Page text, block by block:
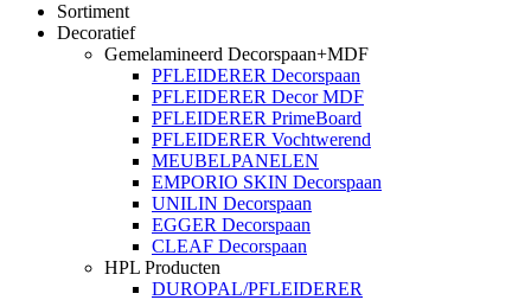
Sortiment
Decoratief
Gemelamineerd Decorspaan+MDF
PFLEIDERER Decorspaan
PFLEIDERER Decor MDF
PFLEIDERER PrimeBoard
PFLEIDERER Vochtwerend
MEUBELPANELEN
EMPORIO SKIN Decorspaan
UNILIN Decorspaan
EGGER Decorspaan
CLEAF Decorspaan
HPL Producten
DUROPAL/PFLEIDERER